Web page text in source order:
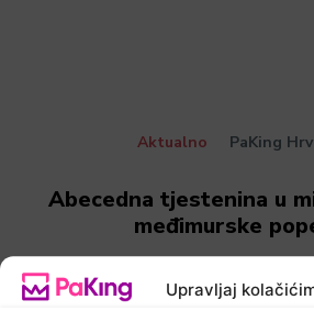
Upravljaj
Aktualno PaKing
Abecedna tjestenina u
međimurske